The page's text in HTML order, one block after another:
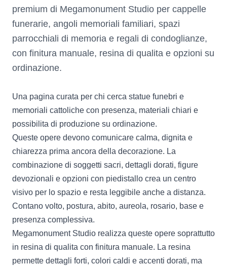
premium di Megamonument Studio per cappelle
funerarie, angoli memoriali familiari, spazi
parrocchiali di memoria e regali di condoglianze,
con finitura manuale, resina di qualita e opzioni su
ordinazione.
Una pagina curata per chi cerca statue funebri e
memoriali cattoliche con presenza, materiali chiari e
possibilita di produzione su ordinazione.
Queste opere devono comunicare calma, dignita e
chiarezza prima ancora della decorazione. La
combinazione di soggetti sacri, dettagli dorati, figure
devozionali e opzioni con piedistallo crea un centro
visivo per lo spazio e resta leggibile anche a distanza.
Contano volto, postura, abito, aureola, rosario, base e
presenza complessiva.
Megamonument Studio realizza queste opere soprattutto
in resina di qualita con finitura manuale. La resina
permette dettagli forti, colori caldi e accenti dorati, ma